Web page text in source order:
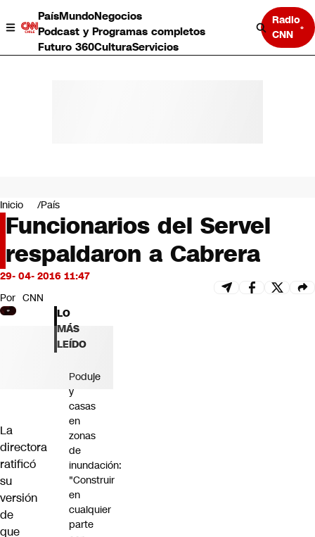
PaísMundoNegocios
Podcast y Programas completos
Futuro 360CulturaServicios
Radio
CNN
Negocios
Deportes
Programas completos
Cultura
Servicios
Bits
CNN Data
CNN tiempo
Futuro 360
Inicio País
Funcionarios del Servel
respaldaron a Cabrera
29- 04- 2016 11:47
Por CNN
La
directora
ratificó
su
versión
de
que
LO
MÁS
LEÍDO
Poduje
y
casas
en
zonas
de
inundación:
"Construir
en
cualquier
parte